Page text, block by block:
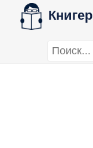
Книгер